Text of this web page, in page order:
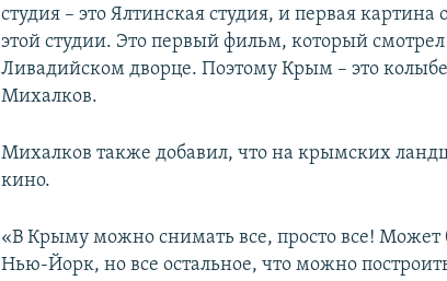
студия – это Ялтинская студия, и первая картина
этой студии. Это первый фильм, который
Ливадийском дворце. Поэтому Крым – это
Михалков.
Михалков также добавил, что на крымских
кино.
«В Крыму можно снимать все, просто все!
Нью-Йорк, но все остальное, что можно